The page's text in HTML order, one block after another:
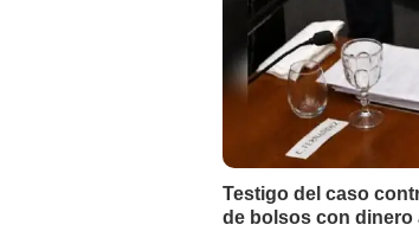
Testigo del caso
de bolsos con dinero